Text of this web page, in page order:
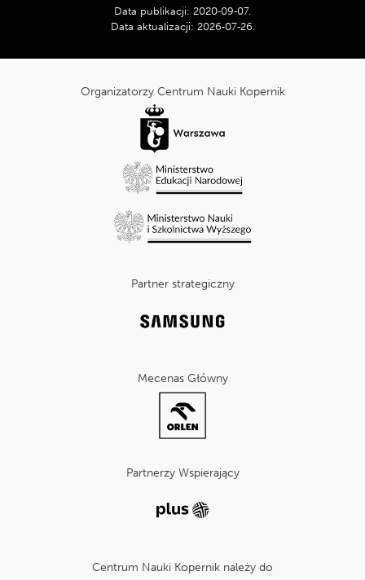
serwisie
Tripadvisor:
Data publikacji: 2020‑09‑07.
Data aktualizacji: 2026‑07‑26.
Organizatorzy Centrum Nauki Kopernik
Partner strategiczny
Mecenas Główny
Partnerzy Wspierający
Centrum Nauki Kopernik należy do